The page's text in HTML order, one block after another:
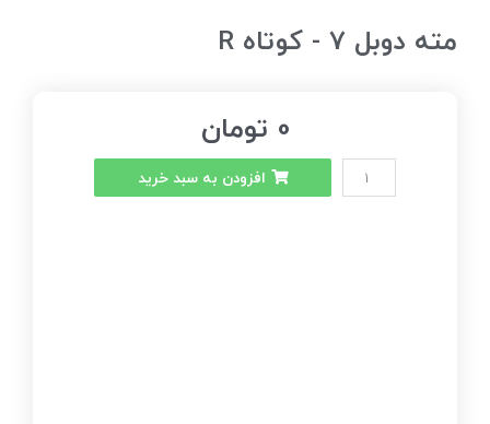
0 تومان
افزودن به سبد خرید
مته دوبل 7 - کوتاه R